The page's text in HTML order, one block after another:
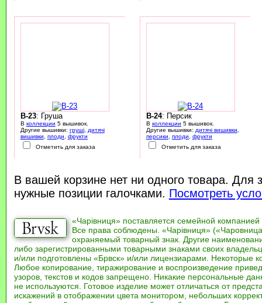
B-23: Груша
В коллекции 5 вышивок.
Другие вышивки: груші,
дитячі
вишивки
плоди
фрукти
Отметить для заказа
B-24: Персик
В коллекции 5 вышивок.
Другие вышивки: дитячі вишивки
персики
плоди
фрукти
Отметить для заказа
В вашей корзине нет ни одного товара. Для
нужные позиции галочками. Посмотреть
«Чарівниця» поставляется семейной компанией
Все права соблюдены. «Чарівниця»
охраняемый товарный знак. Другие
либо зарегистрированными товарными знаками своих
и/или подготовлены «Брвск» и/или лицензиарами. Некоторые
Любое копирование, тиражирование и воспроизведение
узоров, текстов и кодов запрещено. Никакие персональные
не используются. Готовое изделие может отличаться от
искажений в отображении цвета монитором, небольших